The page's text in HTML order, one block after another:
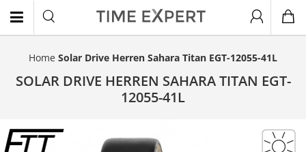
Home Solar Drive Herren Sahara Titan EGT-12055-41L
SOLAR DRIVE HERREN SAHARA TITAN EGT-
12055-41L